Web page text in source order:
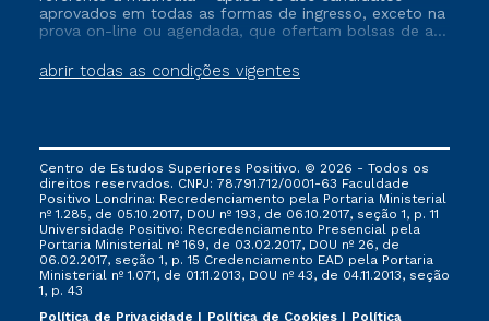
abrir todas as condições vigentes
aprovados em todas as formas de ingresso, exceto na
prova on-line ou agendada, que ofertam bolsas de até
vigente, que ainda não tenham efetivado e/ou não
tenham cancelado ou trancado sua matrícula em uma
via FIES, Prouni e outros programas governamentais, e
não se acumula com nenhuma outra campanha
ofertada pela Instituição.
Centro de Estudos Superiores Positivo. © 2026 - Todos os
direitos reservados. CNPJ: 78.791.712/0001-63 Faculdade
Positivo Londrina: Recredenciamento pela Portaria Ministerial
nº 1.285, de 05.10.2017, DOU nº 193, de 06.10.2017, seção 1, p. 11
Universidade Positivo: Recredenciamento Presencial ​pela
Portaria Ministerial nº 169, de 03.02.2017, DOU nº 26, de
06.02.2017, seção 1, p. 15 Credenciamento EAD pela Portaria
Ministerial nº 1.071, de 01.11.2013, DOU nº 43, de 04.11.2013, seção
1, p. 43
Política de Privacidade
Política de Cookies Política